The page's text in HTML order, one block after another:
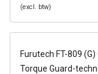
(excl. btw)
op voorraad
Furutech FT-809
Torque Guard-